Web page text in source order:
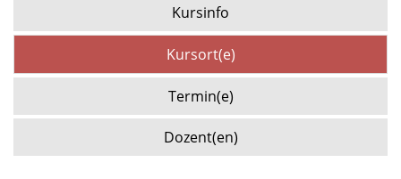
Kursinfo
Kursort(e)
Termin(e)
Dozent(en)